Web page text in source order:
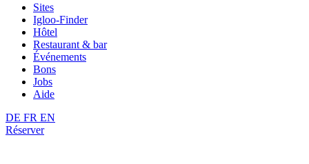
Sites
Igloo-Finder
Hôtel
Restaurant & bar
Événements
Bons
Jobs
Aide
DE FR EN
Réserver